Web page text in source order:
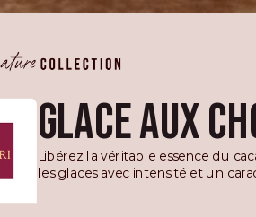
GLACE AUX
Libérez la véritable essence du
les glaces avec intensité et un